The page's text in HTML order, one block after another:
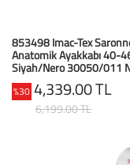
853498 Imac-Tex
Anatomik Ayakkabı 40-
Siyah/Nero 30050/011
Nabu
%30 4,339.00 TL
6,199.00 TL